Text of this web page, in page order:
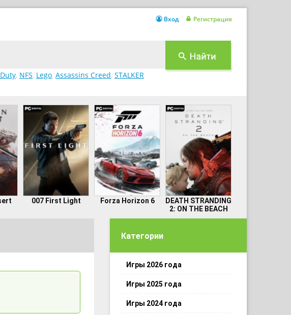
, NFS, Lego, Assassins Creed, STALKER
Вход Регистрация
007 First Light Forza Horizon 6
DEATH STRANDING
2: ON THE BEACH
Категории
Игры 2026 года
Игры 2025 года
Игры 2024 года